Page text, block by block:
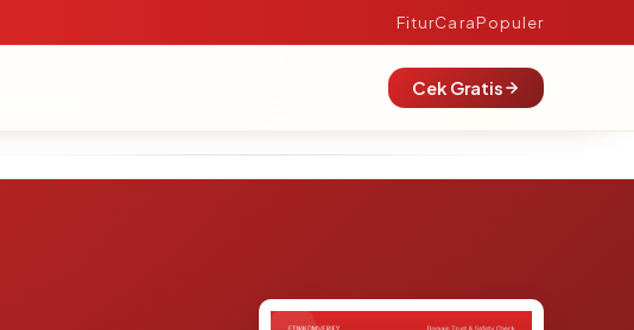
FiturCaraPopuler
Cek Gratis